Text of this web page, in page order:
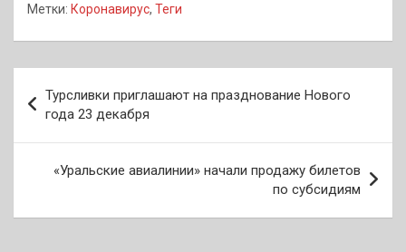
Метки: Коронавирус, Теги
по
записям
Турсливки приглашают на празднование Нового
года 23 декабря
«Уральские авиалинии» начали продажу билетов
по субсидиям